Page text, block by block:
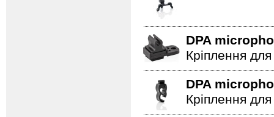
DPA
Кріплення
DPA
Кріплення